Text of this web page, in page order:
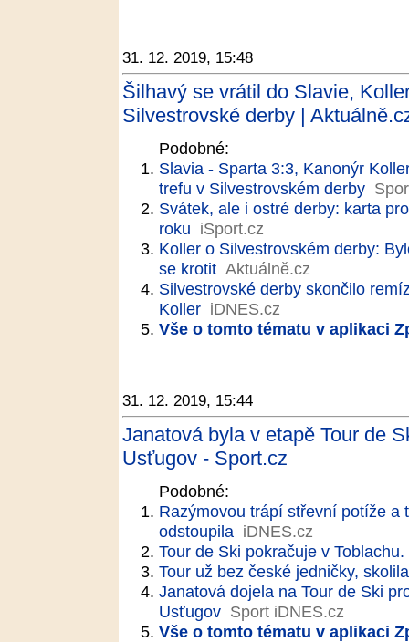
31. 12. 2019, 15:48
Šilhavý se vrátil do Slavie,
Silvestrovské derby |
Podobné:
Slavia - Sparta 3:3, Kanonýr
trefu v Silvestrovském derby
Svátek, ale i ostré derby: karta
roku iSport.cz
Koller o Silvestrovském derby:
se krotit Aktuálně.cz
Silvestrovské derby skončilo
Koller iDNES.cz
Vše o tomto tématu v aplikaci
31. 12. 2019, 15:44
Janatová byla v etapě Tour de
Usťugov - Sport.cz
Podobné:
Razýmovou trápí střevní potíže a
odstoupila iDNES.cz
Tour de Ski pokračuje v
Tour už bez české jedničky,
Janatová dojela na Tour de Ski
Usťugov Sport iDNES.cz
Vše o tomto tématu v aplikaci